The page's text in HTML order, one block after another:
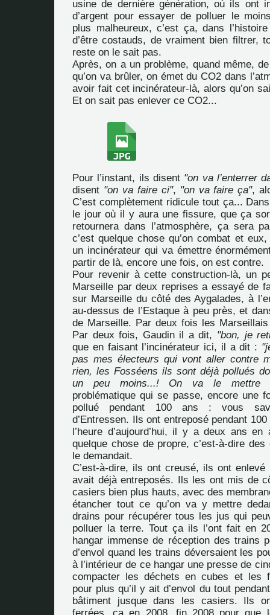
usine de dernière génération, où ils ont
d’argent pour essayer de polluer le
plus malheureux, c’est ça, dans
d’être costauds, de vraiment bien filtrer,
reste on le sait pas.
Après, on a un problème, quand même,
qu’on va brûler, on émet du CO2 dans
avoir fait cet incinérateur-là, alors qu’on
Et on sait pas enlever ce CO2...
Pour l’instant, ils disent "on va l’enterrer
disent "on va faire ci", "on va faire ça",
C’est complètement ridicule tout ça...
le jour où il y aura une fissure, que ça
retournera dans l’atmosphère, ça sera
c’est quelque chose qu’on combat et
un incinérateur qui va émettre
partir de là, encore une fois, on est contre.
Pour revenir à cette construction-là, un
Marseille par deux reprises a essayé de
sur Marseille du côté des Aygalades, à
au-dessus de l’Estaque à peu près, et
de Marseille. Par deux fois les
Par deux fois, Gaudin il a dit, "bon, je
que en faisant l’incinérateur ici, il a dit :
pas mes électeurs qui vont aller contre
rien, les Fosséens ils sont déjà pollués
un peu moins...! On va le mettre
problématique qui se passe, encore une
pollué pendant 100 ans : vous
d’Entressen. Ils ont entreposé pendant
l’heure d’aujourd’hui, il y a deux ans
quelque chose de propre, c’est-à-dire
le demandait.
C’est-à-dire, ils ont creusé, ils ont enlevé
avait déjà entreposés. Ils les ont mis de
casiers bien plus hauts, avec des
étancher tout ce qu’on va y mettre
drains pour récupérer tous les jus qui
polluer la terre. Tout ça ils l’ont fait en
hangar immense de réception des trains
d’envol quand les trains déversaient les
à l’intérieur de ce hangar une presse de
compacter les déchets en cubes et les
pour plus qu’il y ait d’envol du tout
bâtiment jusque dans les casiers. Ils